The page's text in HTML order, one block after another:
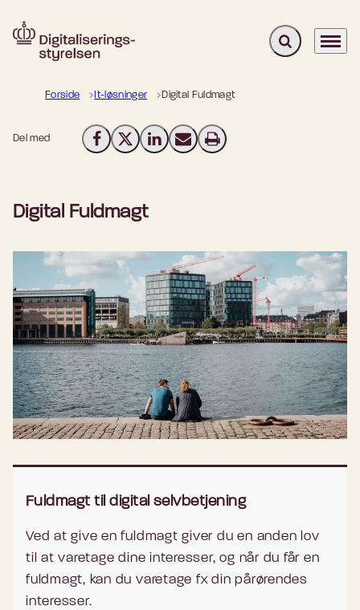
Gå til forsiden Fold søgefelt
Menu
Forside It-løsninger Digital Fuldmagt
Del med Del på Facebook
Del på X (Twitter)
Del på LinkedIn
Send email
Print
Digital Fuldmagt
Fuldmagt til digital selvbetjening
Ved at give en fuldmagt giver du en anden lov
til at varetage dine interesser, og når du får en
fuldmagt, kan du varetage fx din pårørendes
interesser.